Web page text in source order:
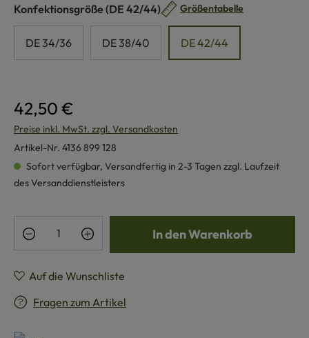
Konfektionsgröße auswählen
(DE 42/44) Größentabelle
DE 34/36 DE 38/40 DE 42/44
42,50 €
Preise inkl. MwSt. zzgl. Versandkosten
Artikel-Nr. 4136 899 128
Sofort verfügbar, Versandfertig in 2-3 Tagen zzgl. Laufzeit
des Versanddienstleisters
Produkt Anzahl: Gib den gewünschten
In den Warenkorb
Auf die Wunschliste
Fragen zum Artikel